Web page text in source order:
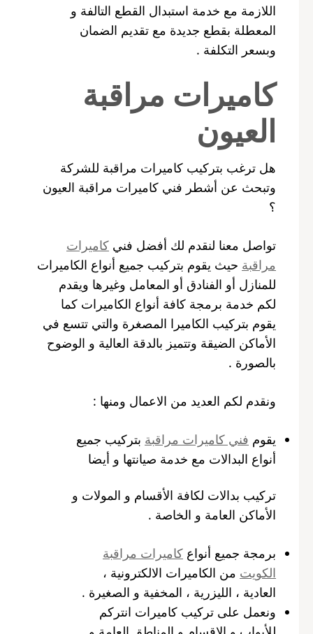
اللازمة مع خدمة استبدال القطع التالفة و
المعطلة بقطع جديدة مع تقديم الضمان
وبسعر التكلفة .
كاميرات مراقبة
العيون
هل ترغب بتركيب كاميرات مراقبة للشركة
وتبحث عن أشطر فني كاميرات مراقبة العيون
؟
تواصل معنا لنقدم لك أفضل فني كاميرات
مراقبة حيث يقوم بتركيب جميع أنواع الكاميرات
للمنازل أو الفنادق أو المعامل وغيرها ويقدم
لكم خدمة برمجة كافة أنواع الكاميرات كما
يقوم بتركيب الكاميرا المصغرة والتي تتسع في
الأماكن الضيقة وتتميز بالدقة العالية و الوضوح
بالصورة .
ونقدم لكم العديد من الاعمال ومنها :
يقوم فني كاميرات مراقبة بتركيب جميع
أنواع البدالات مع خدمة صيانتها و أيضا
تركيب بدالات لكافة الأقسام و المولات و
الأماكن العامة و الخاصة .
برمجة جميع أنواع كاميرات مراقبة
الكويت من الكاميرات الالكترونية ،
العادية ، الليزرية ، المخفية و الصغيرة .
ونعمل على تركيب كاميرات انتركم